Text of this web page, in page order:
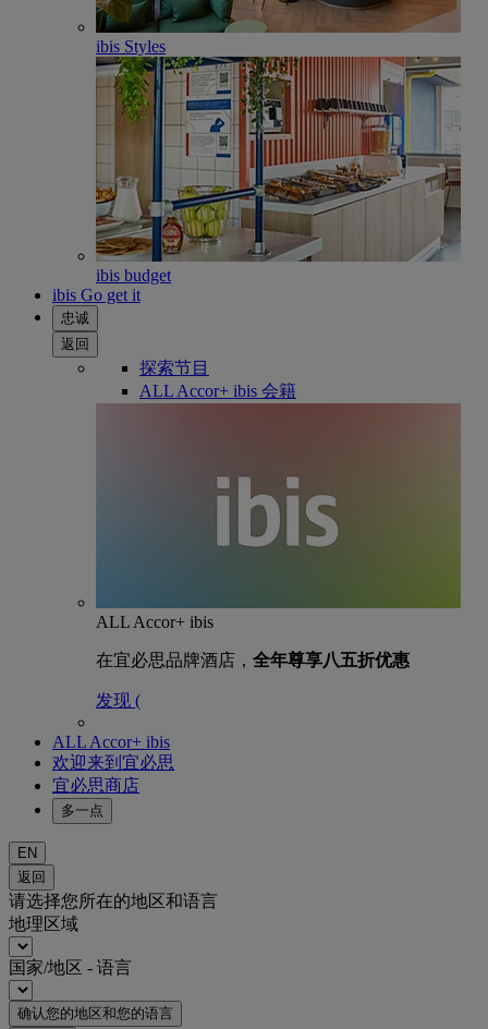
ibis Styles
ibis budget
ibis Go get it
忠诚
返回
探索节目
ALL Accor+ ibis 会籍
ALL Accor+ ibis
在宜必思品牌酒店， 全年尊享八五折优惠
发现 (
ALL Accor+ ibis
欢迎来到宜必思
宜必思商店
多一点
EN
返回
请选择您所在的地区和语言
地理区域
国家/地区 - 语言
确认您的地区和您的语言